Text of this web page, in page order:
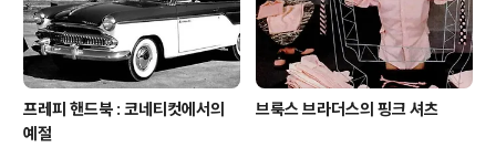
프레피 핸드북 : 코네티컷에서의
예절
브룩스 브라더스의 핑크 셔츠